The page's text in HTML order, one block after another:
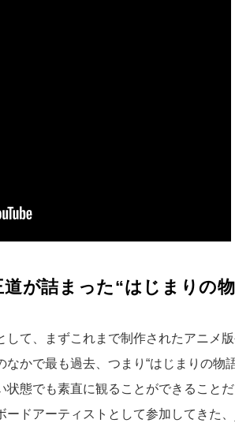
が詰まった“はじまりの
て、まずこれまで制作されたアニメ
かで最も過去、つまり“はじまりの物
態でも素直に観ることができることだ
ドアーティストとして参加してきた、